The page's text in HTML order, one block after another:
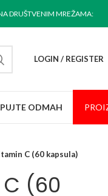
DRUŠTVENIM MREŽAMA:
LOGIN / REGISTER
ODMAH
C (60 kapsula)
(60